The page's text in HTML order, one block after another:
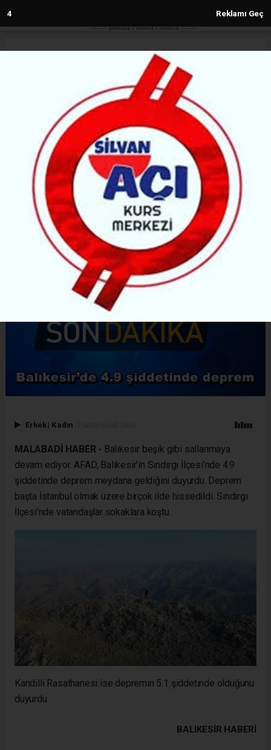
3 Reklamı Geç
Balıkesir’de 4.9 şiddetinde deprem
(MH) - MALABADİ HABER | 03.11.2025 - 15:45, Güncelleme: 03.11.2025 - 16:46
9719+ kez okundu.
AFAD, Balıkesir’in Sındırgı İlçesi’nde 4.9 şiddetinde
deprem meydana geldiğini duyurdu.
ABONE OL
Erkek | Kadın
MALABADİ HABER - Balıkesir beşik gibi sallanmaya
devam ediyor. AFAD, Balıkesir’in Sındırgı İlçesi’nde 4.9
şiddetinde deprem meydana geldiğini duyurdu. Deprem
başta İstanbul olmak üzere birçok ilde hissedildi. Sındırgı
İlçesi’nde vatandaşlar sokaklara koştu.
Kandilli Rasathanesi ise depremin 5.1 şiddetinde olduğunu
duyurdu.
BALIKESIR HABERİ